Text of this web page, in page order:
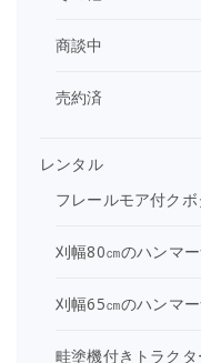
商談中
売約済
レンタル
フレールモア付クボ
刈幅80㎝のハンマ
刈幅65㎝のハンマ
畦塗機付きトラク